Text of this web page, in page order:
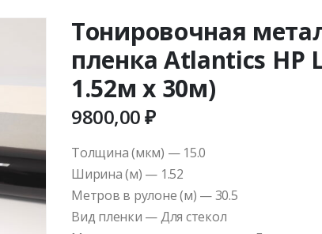
Тонировочная
пленка Atlantics HP
1.52м х 30м)
9800,00₽
Толщина (мкм) — 15.0
Ширина (м) — 1.52
Метров в рулоне (м) — 30.5
Вид пленки — Для стекол